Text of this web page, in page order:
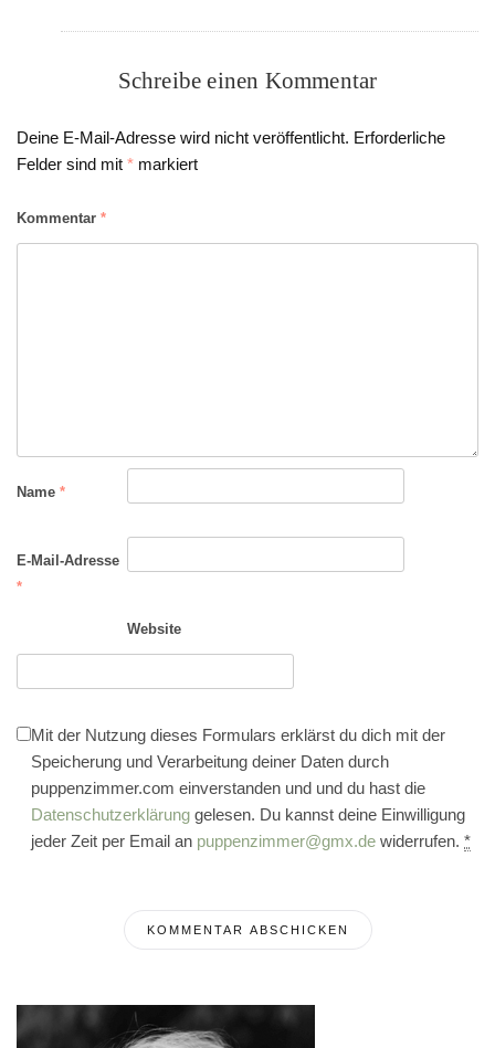
Schreibe einen Kommentar
Deine E-Mail-Adresse wird nicht veröffentlicht. Erforderliche
Felder sind mit * markiert
Kommentar *
Name *
E-Mail-Adresse
*
Website
Mit der Nutzung dieses Formulars erklärst du dich mit der
Speicherung und Verarbeitung deiner Daten durch
puppenzimmer.com einverstanden und und du hast die
Datenschutzerklärung gelesen. Du kannst deine Einwilligung
jeder Zeit per Email an puppenzimmer@gmx.de widerrufen. *